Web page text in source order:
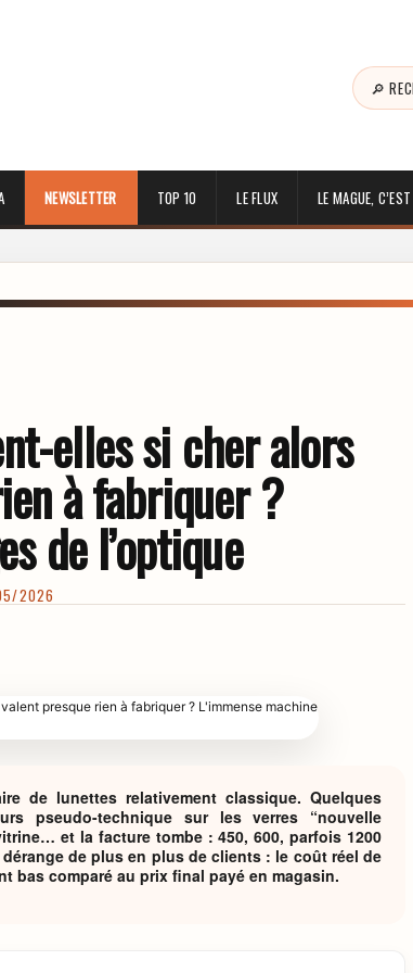
🔎
NEWSLETTER TOP 10 LE FLUX LE MAGUE,
elles si cher alors
à fabriquer ?
de l’optique
2026
de lunettes relativement classique. Quelques
pseudo-technique sur les verres “nouvelle
et la facture tombe : 450, 600, parfois 1200
de plus en plus de clients : le coût réel de
bas comparé au prix final payé en magasin.